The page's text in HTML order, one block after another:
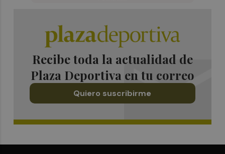
Recibe toda la actualidad de
Plaza Deportiva en tu correo
Quiero suscribirme